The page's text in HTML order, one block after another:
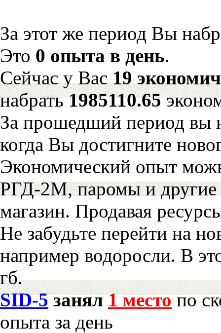
За этот же период Вы
Это 0 опыта в день.
Сейчас у Вас19
набрать1985110.65
За прошедший период вы
когда Вы достигните
Экономический опыт
РГД-2М, паромы и другие
магазин. Продавая
Не забудьте перейти на
например водоросли. В
гб.
SID-5занял1 местопо
опыта за день